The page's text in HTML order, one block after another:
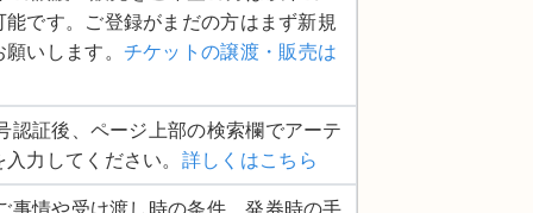
能です。ご登録がまだの方はまず新規
いします。 チケットの譲渡・販売は
認証後、ページ上部の検索欄でアーテ
力してください。 詳しくはこちら
事情や受け渡し時の条件、発券時の手